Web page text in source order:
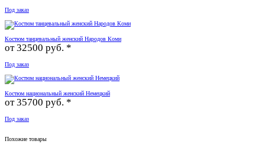
Под заказ
Костюм танцевальный женский Народов Коми
от32500 руб. *
Под заказ
Костюм национальный женский Немецкий
от35700 руб. *
Под заказ
Похожие товары